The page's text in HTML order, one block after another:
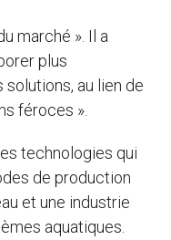
marché ». Il a
plus
au lien de
féroces ».
technologies qui
de production
et une industrie
aquatiques.